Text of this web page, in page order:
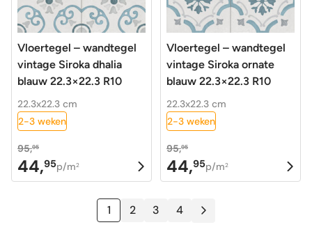
Vloertegel – wandtegel
vintage Siroka dhalia
blauw 22.3×22.3 R10
22.3x22.3 cm
2-3 weken
95,95
Oorspronkelijke
prijs
44,95
Huidige
prijs
p/m2
Vloertegel – wandtegel
vintage Siroka ornate
blauw 22.3×22.3 R10
22.3x22.3 cm
2-3 weken
95,95
Oorspronkelijke
prijs
44,95
Huidige
prijs
p/m2
1 2 3 4